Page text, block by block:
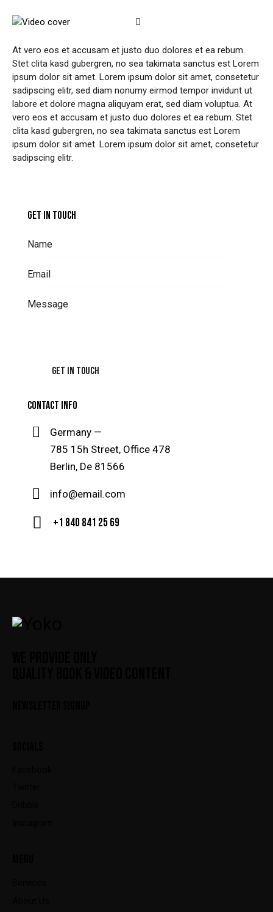
At vero eos et accusam et justo duo dolores et ea rebum.
Stet clita kasd gubergren, no sea takimata sanctus est Lorem
ipsum dolor sit amet. Lorem ipsum dolor sit amet, consetetur
sadipscing elitr, sed diam nonumy eirmod tempor invidunt ut
labore et dolore magna aliquyam erat, sed diam voluptua. At
vero eos et accusam et justo duo dolores et ea rebum. Stet
clita kasd gubergren, no sea takimata sanctus est Lorem
ipsum dolor sit amet. Lorem ipsum dolor sit amet, consetetur
sadipscing elitr.
GET IN TOUCH
CONTACT INFO
Germany —
785 15h Street, Office 478
Berlin, De 81566
info@email.com
+1 840 841 25 69